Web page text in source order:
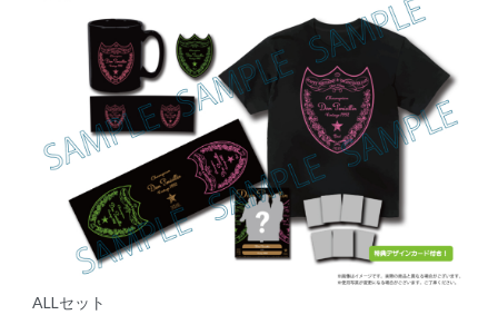
ALLセット